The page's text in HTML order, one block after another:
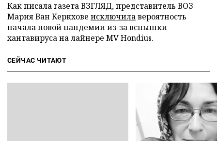
Как писала газета ВЗГЛЯД, представитель ВОЗ
Мария Ван Керкхове исключилавероятность
начала новой пандемии из-за вспышки
хантавируса на лайнере MV Hondius.
СЕЙЧАС ЧИТАЮТ